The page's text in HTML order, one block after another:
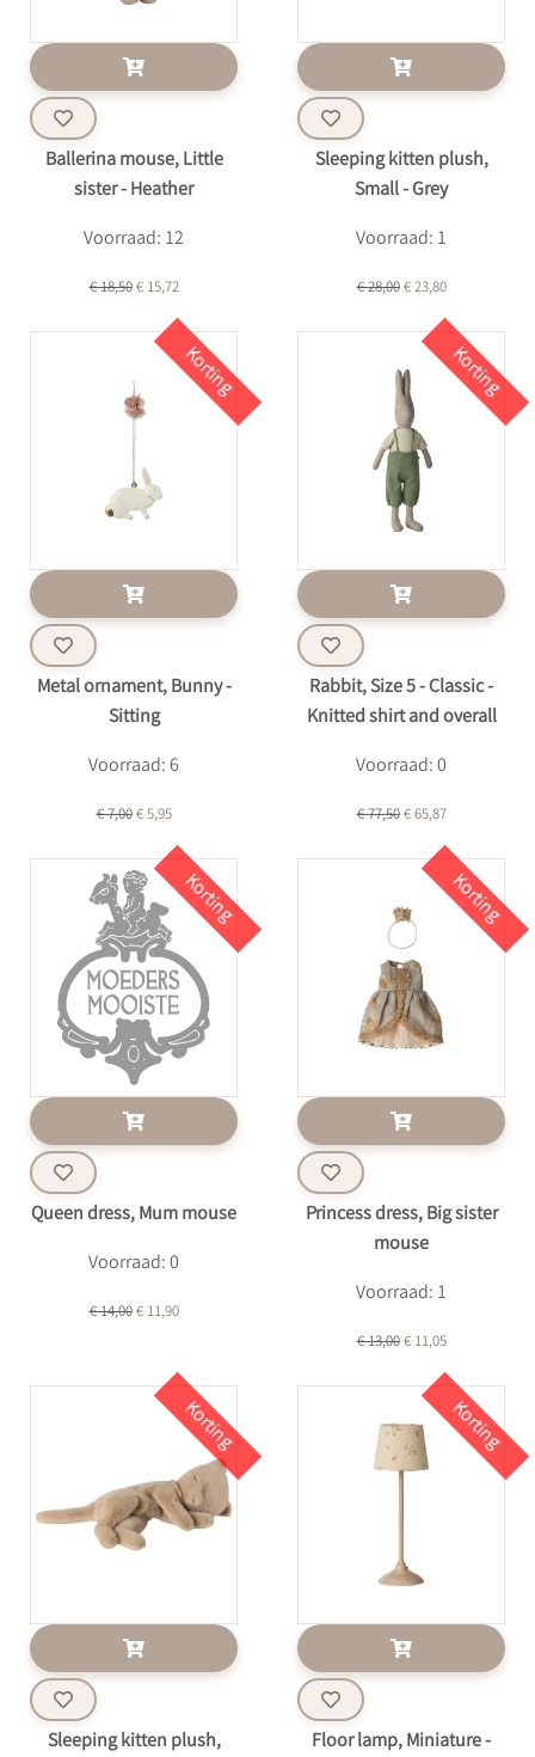
Ballerina mouse, Little
sister - Heather
Voorraad: 12
€ 18,50€ 15,72
Sleeping kitten plush,
Small - Grey
Voorraad: 1
€ 28,00€ 23,80
Korting
Metal ornament, Bunny -
Sitting
Voorraad: 6
€ 7,00€ 5,95
Korting
Rabbit, Size 5 - Classic -
Knitted shirt and overall
Voorraad: 0
€ 77,50€ 65,87
Korting
Queen dress, Mum mouse
Voorraad: 0
€ 14,00€ 11,90
Korting
Princess dress, Big sister
mouse
Voorraad: 1
€ 13,00€ 11,05
Korting
Sleeping kitten plush,
Korting
Floor lamp, Miniature -